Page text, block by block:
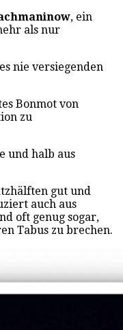
, ein
als nur
nie versiegenden
Bonmot von
zu
und halb aus
gut und
auch aus
oft genug sogar,
Tabus zu brechen.